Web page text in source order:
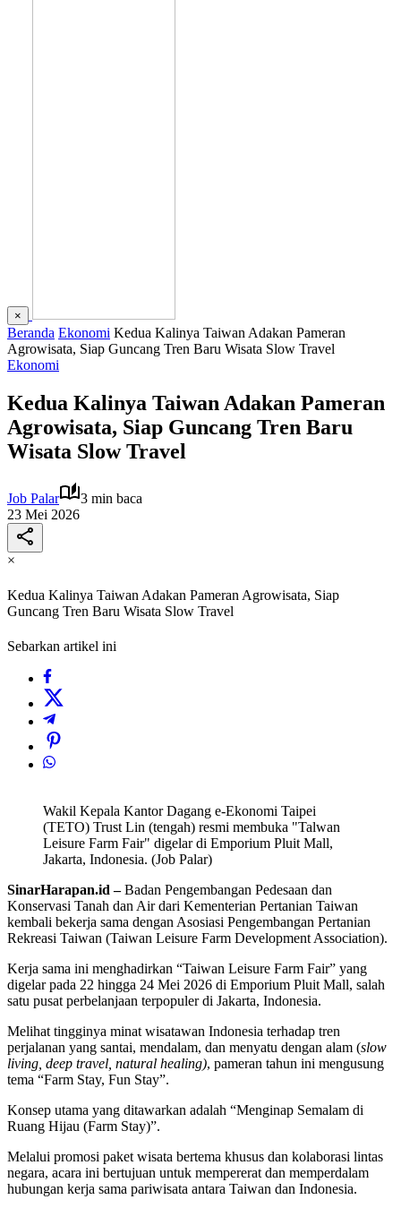
×
Beranda Ekonomi Kedua Kalinya Taiwan Adakan Pameran
Agrowisata, Siap Guncang Tren Baru Wisata Slow Travel
Ekonomi
Kedua Kalinya Taiwan Adakan Pameran
Agrowisata, Siap Guncang Tren Baru
Wisata Slow Travel
Job Palar
3 min baca
23 Mei 2026
×
Kedua Kalinya Taiwan Adakan Pameran Agrowisata, Siap
Guncang Tren Baru Wisata Slow Travel
Sebarkan artikel ini
Wakil Kepala Kantor Dagang e-Ekonomi Taipei
(TETO) Trust Lin (tengah) resmi membuka "Talwan
Leisure Farm Fair" digelar di Emporium Pluit Mall,
Jakarta, Indonesia. (Job Palar)
SinarHarapan.id –Badan Pengembangan Pedesaan dan
Konservasi Tanah dan Air dari Kementerian Pertanian Taiwan
kembali bekerja sama dengan Asosiasi Pengembangan Pertanian
Rekreasi Taiwan (Taiwan Leisure Farm Development Association).
Kerja sama ini menghadirkan “Taiwan Leisure Farm Fair” yang
digelar pada 22 hingga 24 Mei 2026 di Emporium Pluit Mall, salah
satu pusat perbelanjaan terpopuler di Jakarta, Indonesia.
Melihat tingginya minat wisatawan Indonesia terhadap tren
perjalanan yang santai, mendalam, dan menyatu dengan alam (slow
living, deep travel, natural healing), pameran tahun ini mengusung
tema “Farm Stay, Fun Stay”.
Konsep utama yang ditawarkan adalah “Menginap Semalam di
Ruang Hijau (Farm Stay)”.
Melalui promosi paket wisata bertema khusus dan kolaborasi lintas
negara, acara ini bertujuan untuk mempererat dan memperdalam
hubungan kerja sama pariwisata antara Taiwan dan Indonesia.